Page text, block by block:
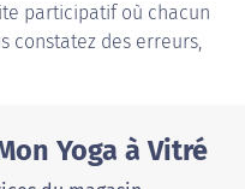
participatif où chacun
constatez des erreurs,
Yoga à Vitré